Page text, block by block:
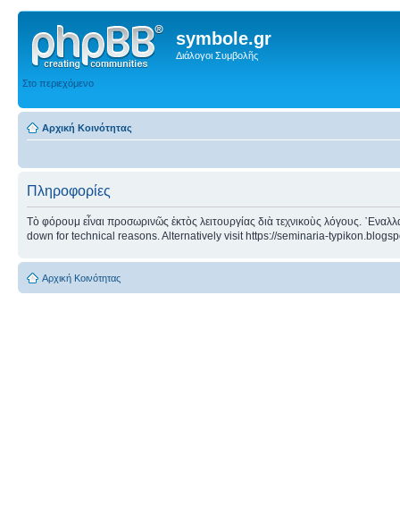
symbole.gr
Διάλογοι Συμβολῆς
Στο περιεχόμενο
Αρχική Κοινότητας
Πληροφορίες
Τὸ φόρουμ εἶναι προσωρινῶς ἐκτὸς λειτουργίας διὰ τεχνικοὺς λόγους.
down for technical reasons. Alternatively visit https://seminaria-
Αρχική Κοινότητας